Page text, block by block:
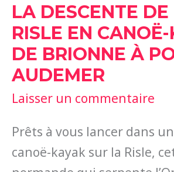
LA DESCENTE
RISLE EN
DE BRIONNE À
AUDEMER
Laisser un commentaire
Prêts à vous lancer dans
canoë-kayak sur la Risle,